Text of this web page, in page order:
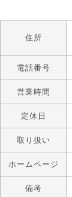
住所
電話番号
営業時間
定休日
取り扱い
ホームページ
備考